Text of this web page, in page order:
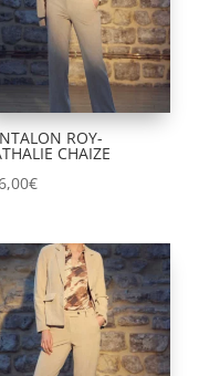
ROY-
CHAIZE
€